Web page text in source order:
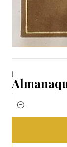
|
Quantidade